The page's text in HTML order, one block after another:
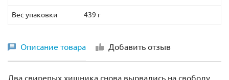
Вес упаковки 439 г
Описание товара Добавить отзыв
Два свирепых хищника снова вырвались на свободу.